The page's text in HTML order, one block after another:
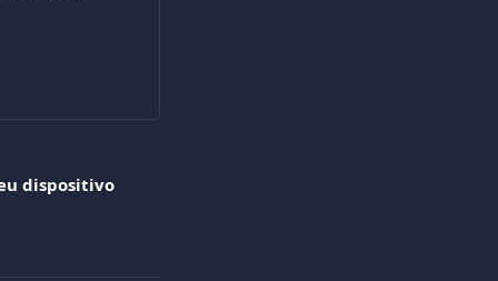
dispositivo